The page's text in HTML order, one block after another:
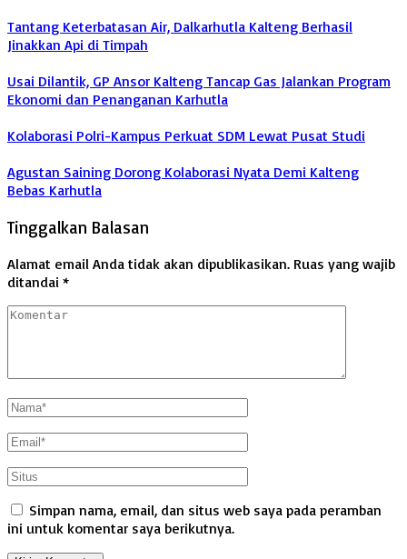
Tantang Keterbatasan Air, Dalkarhutla Kalteng Berhasil
Jinakkan Api di Timpah
Usai Dilantik, GP Ansor Kalteng Tancap Gas Jalankan Program
Ekonomi dan Penanganan Karhutla
Kolaborasi Polri-Kampus Perkuat SDM Lewat Pusat Studi
Agustan Saining Dorong Kolaborasi Nyata Demi Kalteng
Bebas Karhutla
Tinggalkan Balasan
Alamat email Anda tidak akan dipublikasikan. Ruas yang wajib
ditandai *
Simpan nama, email, dan situs web saya pada peramban
ini untuk komentar saya berikutnya.